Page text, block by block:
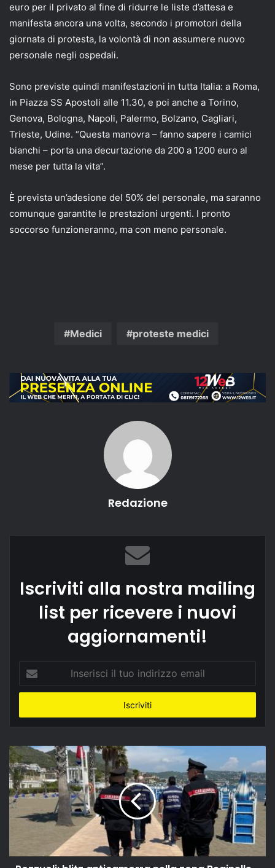
euro per il privato al fine di ridurre le liste d’attesa e
manifesta ancora una volta, secondo i promotori della
giornata di protesta, la volontà di non assumere nuovo
personale negli ospedali.
Sono previste quindi manifestazioni in tutta Italia: a Roma,
in Piazza SS Apostoli alle 11.30, e poi anche a Torino,
Genova, Bologna, Napoli, Palermo, Bolzano, Cagliari,
Trieste, Udine. “Questa manovra – fanno sapere i camici
bianchi – porta una decurtazione da 200 a 1200 euro al
mese per tutta la vita”.
È prevista un’adesione del 50% del personale, ma saranno
comunque garantite le prestazioni urgenti. I pronto
soccorso funzioneranno, ma con meno personale.
Medici proteste medici
Redazione
Iscriviti alla nostra mailing
list per ricevere i nuovi
aggiornamenti!
tuo
email